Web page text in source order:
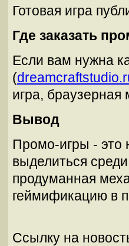
Готовая игра
Где заказать
Если вам нужна
(
игра, браузерная
Вывод
Промо-игры - это
выделиться
продуманная
геймификацию в
Ссылку на